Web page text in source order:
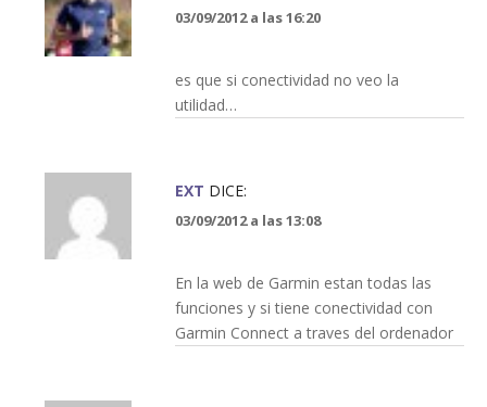
03/09/2012 a las 16:20
es que si conectividad no veo la
utilidad…
EXT DICE:
03/09/2012 a las 13:08
En la web de Garmin estan todas las
funciones y si tiene conectividad con
Garmin Connect a traves del ordenador